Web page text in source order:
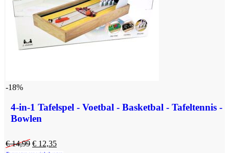
-18%
4-in-1 Tafelspel - Voetbal - Basketbal - Tafeltennis -
Bowlen
€14,99 € 12,35